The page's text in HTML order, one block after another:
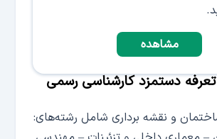
مشاهده
دستمزد کارشناسی رسمی
و ساختمان و نقشه برداری شامل رشته‌های: